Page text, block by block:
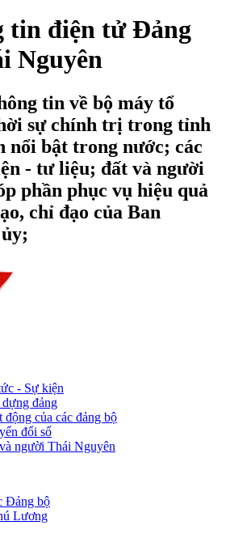
tin điện tử Đảng
Nguyên
tin về bộ máy tổ
sự chính trị trong tỉnh
nổi bật trong nước; các
- tư liệu; đất và người
phần phục vụ hiệu quả
chỉ đạo của Ban
- Sự kiện
đảng
của các đảng bộ
đổi số
người Thái Nguyên
Đảng bộ
Lương